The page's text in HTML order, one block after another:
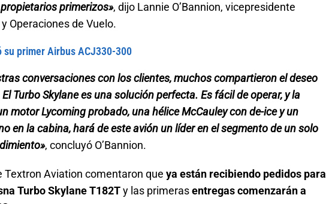
primerizos», dijo Lannie O’Bannion, vicepresidente
Operaciones de Vuelo.
su primer Airbus ACJ330-300
conversaciones con los clientes, muchos compartieron el deseo
Turbo Skylane es una solución perfecta. Es fácil de operar, y la
motor Lycoming probado, una hélice McCauley con de-ice y un
en la cabina, hará de este avión un líder en el segmento de un solo
, concluyó O’Bannion.
Textron Aviation comentaron que ya están recibiendo pedidos para
Turbo Skylane T182Ty las primerasentregas comenzarán a